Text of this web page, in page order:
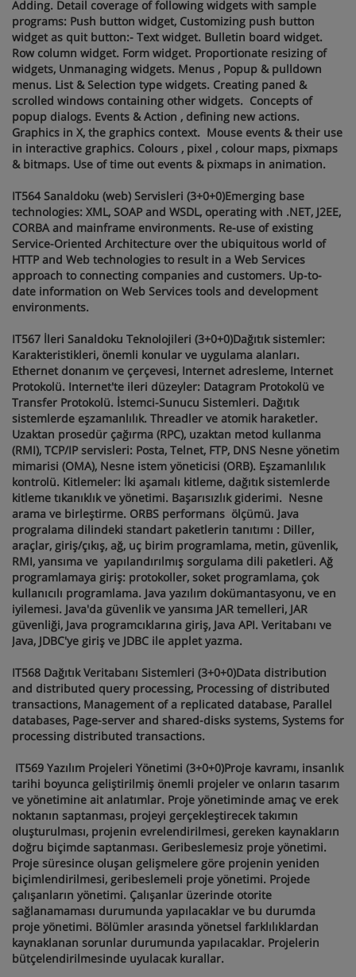
Adding. Detail coverage of following widgets with sample
programs: Push button widget, Customizing push button
widget as quit button:- Text widget. Bulletin board widget.
Row column widget. Form widget. Proportionate resizing of
widgets, Unmanaging widgets. Menus , Popup & pulldown
menus. List & Selection type widgets. Creating paned &
scrolled windows containing other widgets. Concepts of
popup dialogs. Events & Action , defining new actions.
Graphics in X, the graphics context. Mouse events & their use
in interactive graphics. Colours , pixel , colour maps, pixmaps
& bitmaps. Use of time out events & pixmaps in animation.
IT564 Sanaldoku (web) Servisleri (3+0+0)Emerging base
technologies: XML, SOAP and WSDL, operating with .NET, J2EE,
CORBA and mainframe environments. Re-use of existing
Service-Oriented Architecture over the ubiquitous world of
HTTP and Web technologies to result in a Web Services
approach to connecting companies and customers. Up-to-
date information on Web Services tools and development
environments.
IT567 İleri Sanaldoku Teknolojileri (3+0+0)Dağıtık sistemler:
Karakteristikleri, önemli konular ve uygulama alanları.
Ethernet donanım ve çerçevesi, Internet adresleme, Internet
Protokolü. Internet'te ileri düzeyler: Datagram Protokolü ve
Transfer Protokolü. İstemci-Sunucu Sistemleri. Dağıtık
sistemlerde eşzamanlılık. Threadler ve atomik haraketler.
Uzaktan prosedür çağırma (RPC), uzaktan metod kullanma
(RMI), TCP/IP servisleri: Posta, Telnet, FTP, DNS Nesne yönetim
mimarisi (OMA), Nesne istem yöneticisi (ORB). Eşzamanlılık
kontrolü. Kitlemeler: İki aşamalı kitleme, dağıtık sistemlerde
kitleme tıkanıklık ve yönetimi. Başarısızlık giderimi. Nesne
arama ve birleştirme. ORBS performans ölçümü. Java
progralama dilindeki standart paketlerin tanıtımı : Diller,
araçlar, giriş/çıkış, ağ, uç birim programlama, metin, güvenlik,
RMI, yansıma ve yapılandırılmış sorgulama dili paketleri. Ağ
programlamaya giriş: protokoller, soket programlama, çok
kullanıcılı programlama. Java yazılım dokümantasyonu, ve en
iyilemesi. Java'da güvenlik ve yansıma JAR temelleri, JAR
güvenliği, Java programcıklarına giriş, Java API. Veritabanı ve
Java, JDBC'ye giriş ve JDBC ile applet yazma.
IT568 Dağıtık Veritabanı Sistemleri (3+0+0)Data distribution
and distributed query processing, Processing of distributed
transactions, Management of a replicated database, Parallel
databases, Page-server and shared-disks systems, Systems for
processing distributed transactions.
IT569 Yazılım Projeleri Yönetimi (3+0+0)Proje kavramı, insanlık
tarihi boyunca geliştirilmiş önemli projeler ve onların tasarım
ve yönetimine ait anlatımlar. Proje yönetiminde amaç ve erek
noktanın saptanması, projeyi gerçekleştirecek takımın
oluşturulması, projenin evrelendirilmesi, gereken kaynakların
doğru biçimde saptanması. Geribeslemesiz proje yönetimi.
Proje süresince oluşan gelişmelere göre projenin yeniden
biçimlendirilmesi, geribeslemeli proje yönetimi. Projede
çalışanların yönetimi. Çalışanlar üzerinde otorite
sağlanamaması durumunda yapılacaklar ve bu durumda
proje yönetimi. Bölümler arasında yönetsel farklılıklardan
kaynaklanan sorunlar durumunda yapılacaklar. Projelerin
bütçelendirilmesinde uyulacak kurallar.